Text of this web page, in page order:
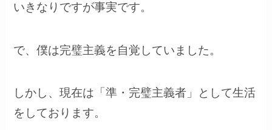
いきなりですが事実です。
で、僕は完璧主義を自覚していました。
しかし、現在は「準・完璧主義者」として生活
をしております。